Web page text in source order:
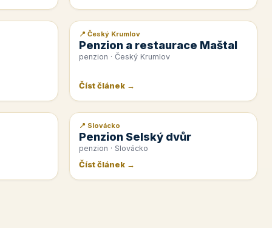
📰 PR článek
📍 Český Krumlov
Penzion a restaurace Maštal
penzion · Český Krumlov
Číst článek →
📰 PR článek
📍 Slovácko
Penzion Selský dvůr
penzion · Slovácko
Číst článek →